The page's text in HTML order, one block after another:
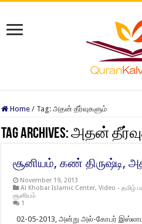
Home / Tag:அதன் தீர்வுகளும்
Tag Archives:அதன்
சூனியம், கண் திருஷ்டி,
November 19, 2013
Al Khobar Islamic Center,Video - தமிழ்
சூனியம்
1
02-05-2013, அன்று அல்-கோபர்